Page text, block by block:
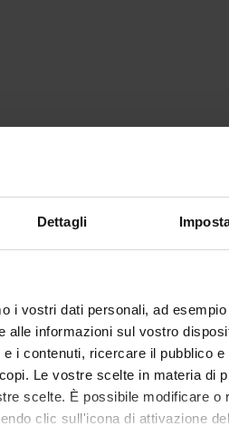
Dettagli
i vostri dati personali, ad
alle informazioni sul vostro
i contenuti, ricercare il pubblico
Le vostre scelte in materia di
scelte. È possibile modificare
clic sull'icona di attivazione